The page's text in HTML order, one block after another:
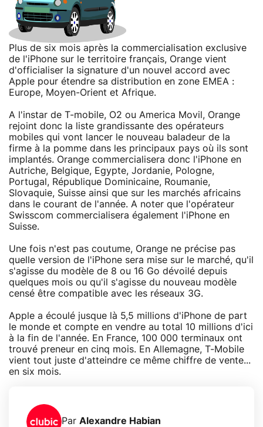
Plus de six mois après la commercialisation exclusive
de l'iPhone sur le territoire français, Orange vient
d'officialiser la signature d'un nouvel accord avec
Apple pour étendre sa distribution en zone EMEA :
Europe, Moyen-Orient et Afrique.
A l'instar de T-mobile, O2 ou America Movil, Orange
rejoint donc la liste grandissante des opérateurs
mobiles qui vont lancer le nouveau baladeur de la
firme à la pomme dans les principaux pays où ils sont
implantés. Orange commercialisera donc l'iPhone en
Autriche, Belgique, Egypte, Jordanie, Pologne,
Portugal, République Dominicaine, Roumanie,
Slovaquie, Suisse ainsi que sur les marchés africains
dans le courant de l'année. A noter que l'opérateur
Swisscom commercialisera également l'iPhone en
Suisse.
Une fois n'est pas coutume, Orange ne précise pas
quelle version de l'iPhone sera mise sur le marché, qu'il
s'agisse du modèle de 8 ou 16 Go dévoilé depuis
quelques mois ou qu'il s'agisse du nouveau modèle
censé être compatible avec les réseaux 3G.
Apple a écoulé jusque là 5,5 millions d'iPhone de part
le monde et compte en vendre au total 10 millions d'ici
à la fin de l'année. En France, 100 000 terminaux ont
trouvé preneur en cinq mois. En Allemagne, T-Mobile
vient tout juste d'atteindre ce même chiffre de vente...
en six mois.
Par Alexandre Habian